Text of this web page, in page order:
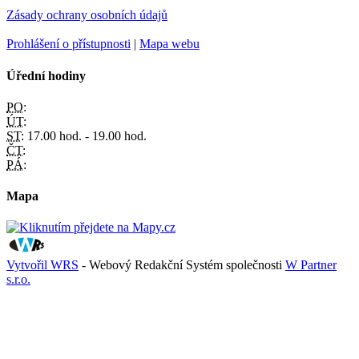
Zásady ochrany osobních údajů
Prohlášení o přístupnosti | Mapa webu
Úřední hodiny
PO:
ÚT:
ST: 17.00 hod. - 19.00 hod.
ČT:
PÁ:
Mapa
Vytvořil WRS - Webový Redakční Systém společnosti W Partner
s.r.o.